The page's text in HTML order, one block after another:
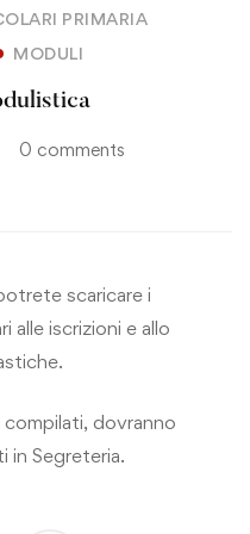
PRIMARIA
MODULI
0 comments
scaricare i
alle iscrizioni e allo
dovranno
in Segreteria.